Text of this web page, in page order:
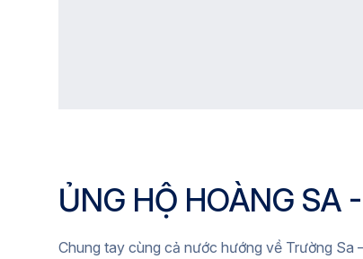
ỦNG HỘ HOÀNG SA
Chung tay cùng cả nước hướng về Trường Sa